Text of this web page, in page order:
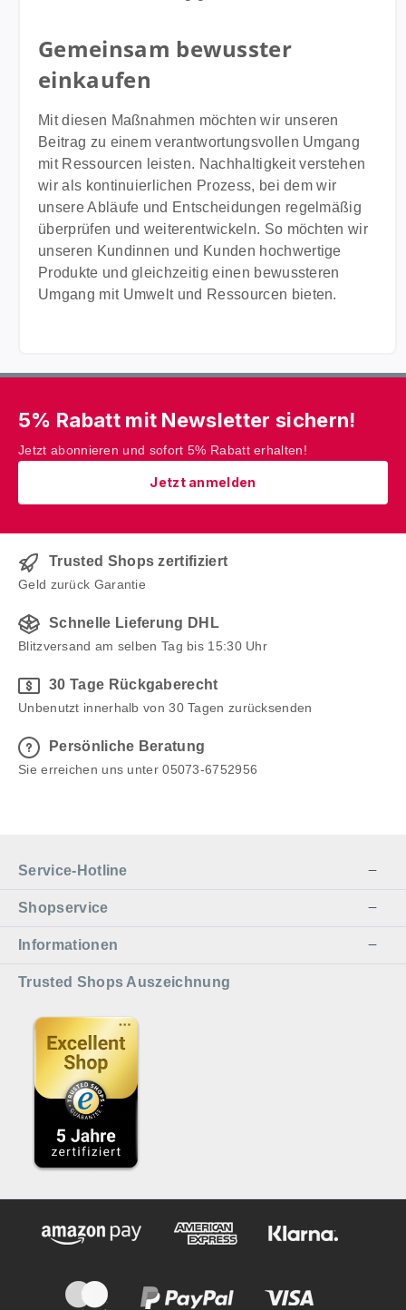
Gemeinsam bewusster
einkaufen
Mit diesen Maßnahmen möchten wir unseren
Beitrag zu einem verantwortungsvollen Umgang
mit Ressourcen leisten. Nachhaltigkeit verstehen
wir als kontinuierlichen Prozess, bei dem wir
unsere Abläufe und Entscheidungen regelmäßig
überprüfen und weiterentwickeln. So möchten wir
unseren Kundinnen und Kunden hochwertige
Produkte und gleichzeitig einen bewussteren
Umgang mit Umwelt und Ressourcen bieten.
5% Rabatt mit Newsletter sichern!
Jetzt abonnieren und sofort 5% Rabatt erhalten!
Jetzt anmelden
Trusted Shops zertifiziert
Geld zurück Garantie
Schnelle Lieferung DHL
Blitzversand am selben Tag bis 15:30 Uhr
30 Tage Rückgaberecht
Unbenutzt innerhalb von 30 Tagen zurücksenden
Persönliche Beratung
Sie erreichen uns unter 05073-6752956
Service-Hotline
Shopservice
Informationen
Trusted Shops Auszeichnung